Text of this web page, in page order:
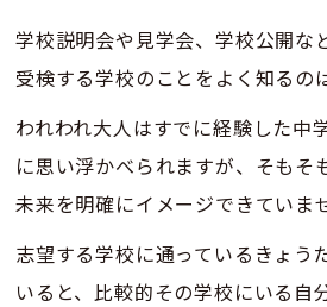
学校説明会や見学会、学校公開な
受検する学校のことをよく知るの
われわれ大人はすでに経験した中
に思い浮かべられますが、そもそ
未来を明確にイメージできていま
志望する学校に通っているきょう
いると、比較的その学校にいる自